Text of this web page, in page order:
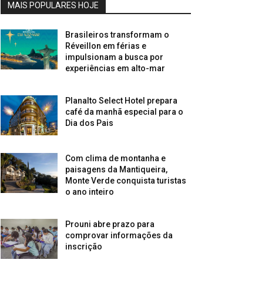
MAIS POPULARES HOJE
Brasileiros transformam o
Réveillon em férias e
impulsionam a busca por
experiências em alto-mar
Planalto Select Hotel prepara
café da manhã especial para o
Dia dos Pais
Com clima de montanha e
paisagens da Mantiqueira,
Monte Verde conquista turistas
o ano inteiro
Prouni abre prazo para
comprovar informações da
inscrição